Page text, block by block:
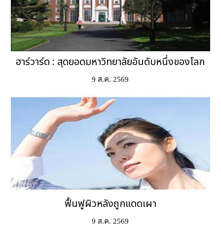
ฮาร์วาร์ด : สุดยอดมหาวิทยาลัยอันดับหนึ่งของโลก
9 ส.ค. 2569
ฟื้นฟูผิวหลังถูกแดดเผา
9 ส.ค. 2569